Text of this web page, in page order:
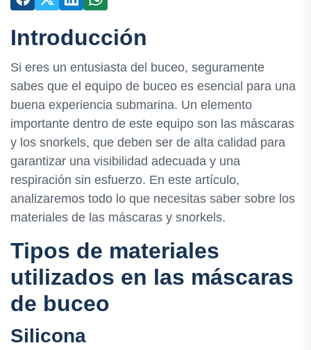
Introducción
Si eres un entusiasta del buceo, seguramente
sabes que el equipo de buceo es esencial para una
buena experiencia submarina. Un elemento
importante dentro de este equipo son las máscaras
y los snorkels, que deben ser de alta calidad para
garantizar una visibilidad adecuada y una
respiración sin esfuerzo. En este artículo,
analizaremos todo lo que necesitas saber sobre los
materiales de las máscaras y snorkels.
Tipos de materiales
utilizados en las máscaras
de buceo
Silicona